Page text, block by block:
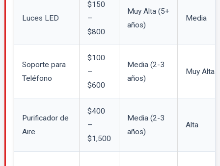
Luces LED
$150
–
$800
Muy Alta (5+
años)
Media
Soporte para
Teléfono
$100
–
$600
Media (2-3
años)
Muy Alta
Purificador de
Aire
$400
–
$1,500
Media (2-3
años)
Alta